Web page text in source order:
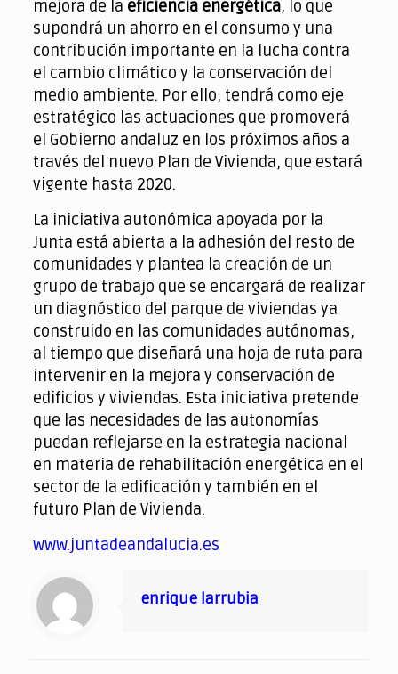
mejora de la eficiencia energética, lo que
supondrá un ahorro en el consumo y una
contribución importante en la lucha contra
el cambio climático y la conservación del
medio ambiente. Por ello, tendrá como eje
estratégico las actuaciones que promoverá
el Gobierno andaluz en los próximos años a
través del nuevo Plan de Vivienda, que estará
vigente hasta 2020.
La iniciativa autonómica apoyada por la
Junta está abierta a la adhesión del resto de
comunidades y plantea la creación de un
grupo de trabajo que se encargará de realizar
un diagnóstico del parque de viviendas ya
construido en las comunidades autónomas,
al tiempo que diseñará una hoja de ruta para
intervenir en la mejora y conservación de
edificios y viviendas. Esta iniciativa pretende
que las necesidades de las autonomías
puedan reflejarse en la estrategia nacional
en materia de rehabilitación energética en el
sector de la edificación y también en el
futuro Plan de Vivienda.
www.juntadeandalucia.es
enrique larrubia